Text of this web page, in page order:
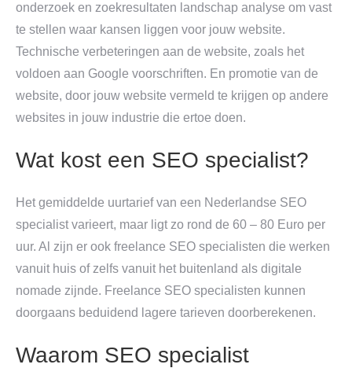
onderzoek en zoekresultaten landschap analyse om vast
te stellen waar kansen liggen voor jouw website.
Technische verbeteringen aan de website, zoals het
voldoen aan Google voorschriften. En promotie van de
website, door jouw website vermeld te krijgen op andere
websites in jouw industrie die ertoe doen.
Wat kost een SEO specialist?
Het gemiddelde uurtarief van een Nederlandse SEO
specialist varieert, maar ligt zo rond de 60 – 80 Euro per
uur. Al zijn er ook freelance SEO specialisten die werken
vanuit huis of zelfs vanuit het buitenland als digitale
nomade zijnde. Freelance SEO specialisten kunnen
doorgaans beduidend lagere tarieven doorberekenen.
Waarom SEO specialist